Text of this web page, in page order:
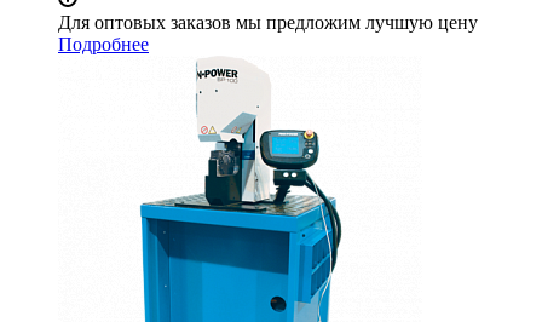
Для оптовых заказов мы предложим лучшую цену
Подробнее